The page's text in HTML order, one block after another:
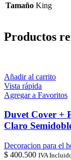
Tamaño King
Productos
Añadir al carrito
Vista rápida
Agregar a Favoritos
Duvet Cover +
Claro
Decoracion para el
$ 400.500 IVA